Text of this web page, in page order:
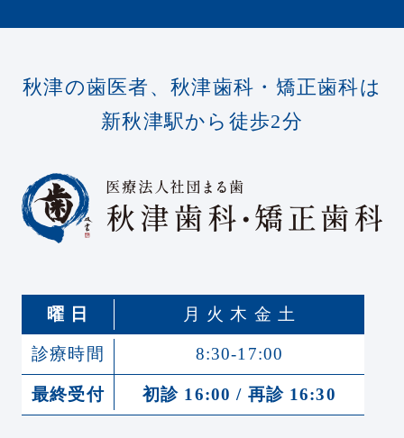
秋津の歯医者、秋津歯科・矯正歯科は
新秋津駅から徒歩2分
曜 日 月 火 木 金 土
診療時間 8:30-17:00
最終受付 初診 16:00 / 再診 16:30